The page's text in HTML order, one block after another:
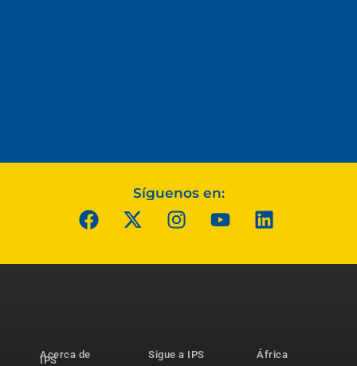
Síguenos en:
Acerca de
IPS
Sigue a IPS
África